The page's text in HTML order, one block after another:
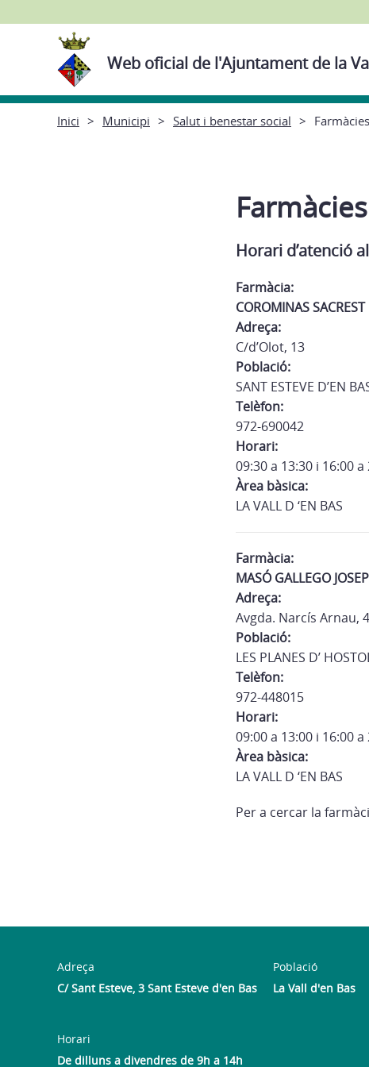
Web oficial de l'Ajuntament de la
Inici Municipi Salut i benestar social Farmàcies
Farmàcies
Horari d’atenció
Farmàcia:
COROMINAS
Adreça:
C/d’Olot, 13
Població:
SANT ESTEVE D’EN
Telèfon:
972-690042
Horari:
09:30 a 13:30 i 16:00 a
Àrea bàsica:
LA VALL D ‘EN BAS
Farmàcia:
MASÓ GALLEGO
Adreça:
Avgda. Narcís Arnau,
Població:
LES PLANES D’
Telèfon:
972-448015
Horari:
09:00 a 13:00 i 16:00 a
Àrea bàsica:
LA VALL D ‘EN BAS
Per a cercar la
Adreça
C/ Sant Esteve, 3 Sant Esteve d'en Bas
Població
La Vall d'en Bas
Horari
De dilluns a divendres de 9h a 14h